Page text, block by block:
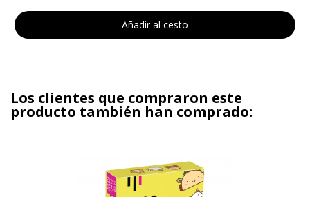
Añadir al cesto
Los clientes que compraron este
producto también han comprado: